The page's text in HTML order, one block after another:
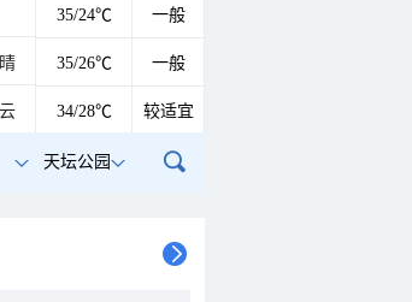
35/24℃ 一般
35/26℃ 一般
34/28℃ 较适宜
天坛公园